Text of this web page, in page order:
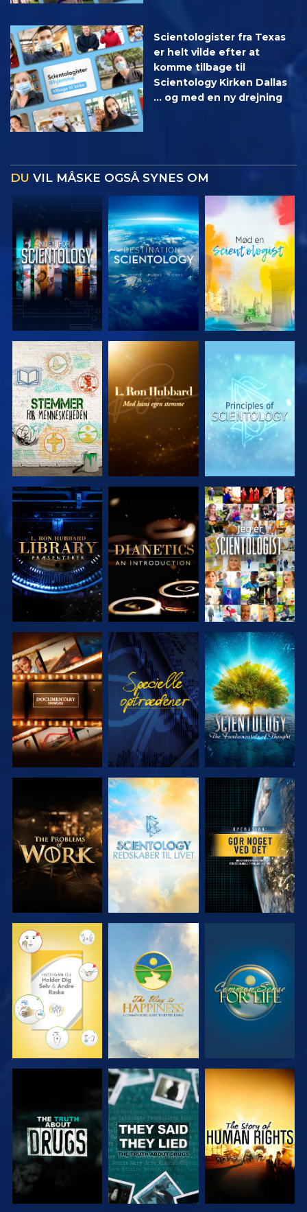
Scientologister fra Texas
er helt vilde efter at
komme tilbage til
Scientology Kirken Dallas
... og med en ny drejning
DU VIL MÅSKE OGSÅ SYNES OM
UDFORSK
SERIEN
UDFORSK
SERIEN
UDFORSK
SERIEN
UDFORSK
SERIEN
UDFORSK
SERIEN
SE
UDFORSK
SERIEN
SE
UDFORSK
SERIEN
UDFORSK
SERIEN
UDFORSK
SERIEN
SE
SE SE SE
SE SE